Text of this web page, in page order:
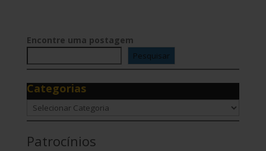
Encontre uma postagem
Pesquisar
Categorias
Categorias
Patrocínios